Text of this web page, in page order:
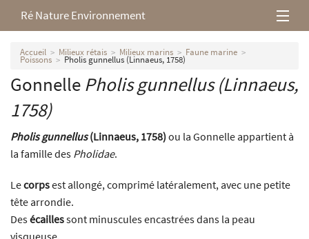
Ré Nature Environnement
L’association
Milieux rétais
Nos parutions
Accueil Milieux rétais Milieux marins Faune marine
Poissons Pholis gunnellus (Linnaeus, 1758)
Gonnelle Pholis gunnellus(Linnaeus,
1758)
Pholis gunnellus(Linnaeus, 1758)ou la Gonnelle appartient à
la famille des Pholidae.
Lecorpsest allongé, comprimé latéralement, avec une petite
tête arrondie.
Desécaillessont minuscules encastrées dans la peau